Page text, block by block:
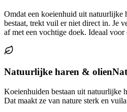
Omdat een koeienhuid uit natuurlijke
bestaat, trekt vuil er niet direct in. Je
af met een vochtige doek. Ideaal
Natuurlijke haren & olien
Koeienhuiden bestaan uit natuurlijke
Dat maakt ze van nature sterk en